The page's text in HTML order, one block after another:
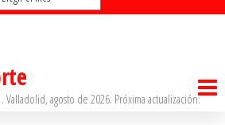
Valladolid, agosto de 2026. Próxima actualización: